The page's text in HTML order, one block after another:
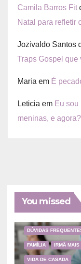
Camila Barros Fit
Natal para refletir
Jozivaldo Santos
Traps Gospel que
Maria em É
Leticia em Eu
meninas, e agora?
You missed
DÚVIDAS
FAMÍLIA IRMÃ MAIS
VIDA DE CASADA